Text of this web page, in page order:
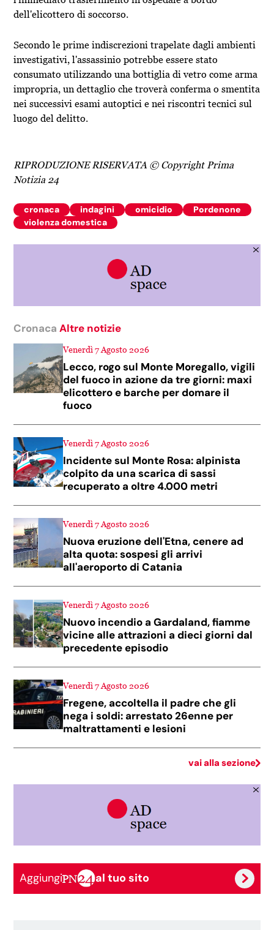
dell'elicottero di soccorso.
Secondo le prime indiscrezioni trapelate dagli ambienti
investigativi, l'assassinio potrebbe essere stato
consumato utilizzando una bottiglia di vetro come arma
impropria, un dettaglio che troverà conferma o smentita
nei successivi esami autoptici e nei riscontri tecnici sul
luogo del delitto.
RIPRODUZIONE RISERVATA © Copyright Prima
Notizia 24
cronaca indagini omicidio
Pordenone
violenza domestica
CronacaAltre notizie
Venerdì 7 Agosto 2026
Lecco, rogo sul Monte Moregallo, vigili
del fuoco in azione da tre giorni: maxi
elicottero e barche per domare il
fuoco
Venerdì 7 Agosto 2026
Incidente sul Monte Rosa: alpinista
colpito da una scarica di sassi
recuperato a oltre 4.000 metri
Venerdì 7 Agosto 2026
Nuova eruzione dell'Etna, cenere ad
alta quota: sospesi gli arrivi
all'aeroporto di Catania
Venerdì 7 Agosto 2026
Nuovo incendio a Gardaland, fiamme
vicine alle attrazioni a dieci giorni dal
precedente episodio
Venerdì 7 Agosto 2026
Fregene, accoltella il padre che gli
nega i soldi: arrestato 26enne per
maltrattamenti e lesioni
vai alla sezione
Aggiungi al tuo sito